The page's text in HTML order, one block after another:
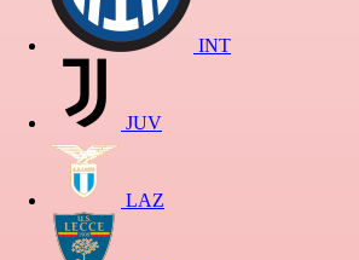
INT
JUV
LAZ